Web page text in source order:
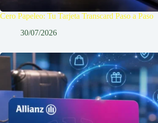
Cero Papeleo: Tu Tarjeta Transcard Paso a Paso
30/07/2026